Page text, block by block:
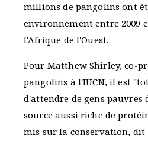
millions de pangolins ont
environnement entre 2009
l'Afrique de l'Ouest.
Pour Matthew Shirley, co-
pangolins à l'IUCN, il est
d'attendre de gens pauvres
source aussi riche de
mis sur la conservation,